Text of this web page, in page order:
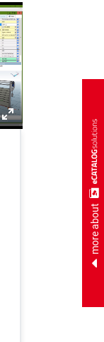
more about
Enter